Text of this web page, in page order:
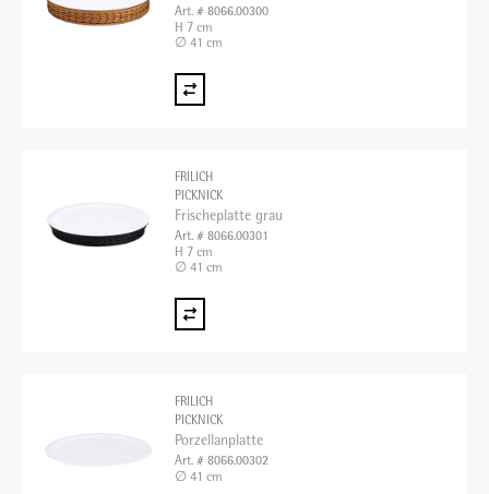
Art. # 8066.00300
H 7 cm
∅ 41 cm
FRILICH
PICKNICK
Frischeplatte grau
Art. # 8066.00301
H 7 cm
∅ 41 cm
FRILICH
PICKNICK
Porzellanplatte
Art. # 8066.00302
∅ 41 cm